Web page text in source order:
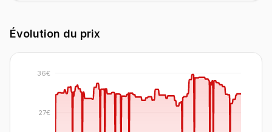
Évolution du prix
27€
36€